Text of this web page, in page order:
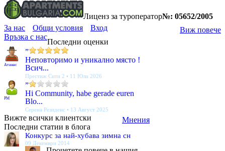
Лиценз за туроператор№: 05652/2005
Виж повече
За нас Общи условия
Вход
Връзка с нас
Последни оценки
Атанас
”
Неповторимо и уникално място !
Всич...
Престиж Сити 2 • 11 Юли 2026
PM
”
Hi Community, habe gerade euren
Blo...
Серена Резиденс • 13 Август 2025
Мнения
Вижте всички клиентски
Последни статии в блога
Конкурс за най-хубава зимна сн
09 Декември 2014